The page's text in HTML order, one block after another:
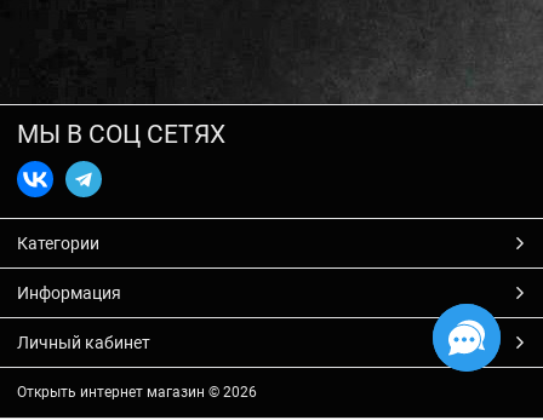
МЫ В СОЦ СЕТЯХ
Категории
Информация
Личный кабинет
Открыть интернет магазин © 2026